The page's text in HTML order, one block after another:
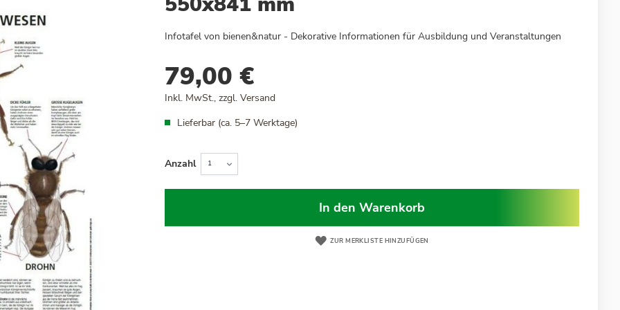
Infotafel von bienen&natur - Dekorative Informationen für Ausbildung und Veranstaltungen
79,00 €
Inkl. MwSt., zzgl. Versand
Lieferbar (ca. 5–7 Werktage)
Anzahl
In den Warenkorb
ZUR MERKLISTE HINZUFÜGEN